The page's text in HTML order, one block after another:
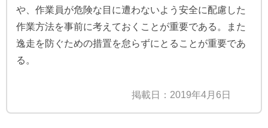
や、作業員が危険な目に遭わないよう安全に配慮した
作業方法を事前に考えておくことが重要である。また
逸走を防ぐための措置を怠らずにとることが重要であ
る。
掲載日：2019年4月6日